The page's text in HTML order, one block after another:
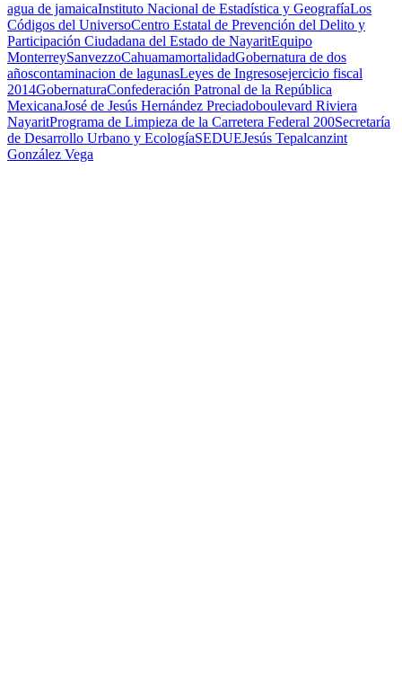
agua de jamaicaInstituto Nacional de Estadística y GeografíaLos
Códigos del UniversoCentro Estatal de Prevención del Delito y
Participación Ciudadana del Estado de NayaritEquipo
MonterreySanvezzoCahuamamortalidadGobernatura de dos
añoscontaminacion de lagunasLeyes de Ingresosejercicio fiscal
2014GobernaturaConfederación Patronal de la República
MexicanaJosé de Jesús Hernández Preciadoboulevard Riviera
NayaritPrograma de Limpieza de la Carretera Federal 200Secretaría
de Desarrollo Urbano y EcologíaSEDUEJesús Tepalcanzint
González Vega